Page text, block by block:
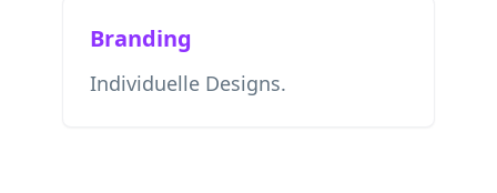
Branding
Individuelle Designs.